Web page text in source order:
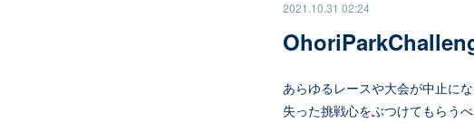
2021.10.31 02:24
あらゆるレースや大会が中止に
失った挑戦心をぶつけてもらう